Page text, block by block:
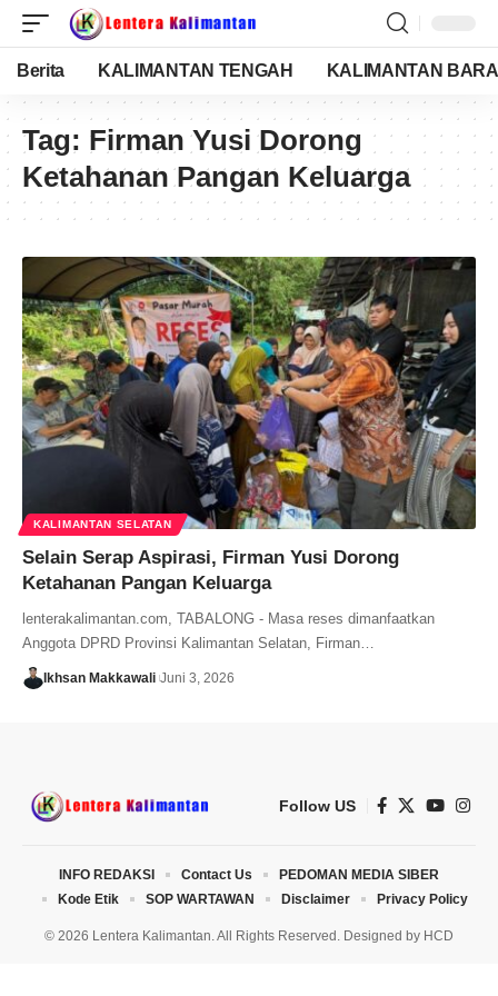
Berita KALIMANTAN TENGAH KALIMANTAN
Tag: Firman Yusi Dorong
Ketahanan Pangan Keluarga
KALIMANTAN SELATAN
Selain Serap Aspirasi, Firman Yusi Dorong
Ketahanan Pangan Keluarga
lenterakalimantan.com, TABALONG - Masa reses dimanfaatkan
Anggota DPRD Provinsi Kalimantan Selatan, Firman…
Ikhsan Makkawali Juni 3, 2026
Follow US
© 2026 Lentera Kalimantan. All Rights Reserved. Designed by HCD
INFO REDAKSI Contact Us
PEDOMAN MEDIA SIBER
Kode Etik
SOP WARTAWAN Disclaimer Privacy Policy